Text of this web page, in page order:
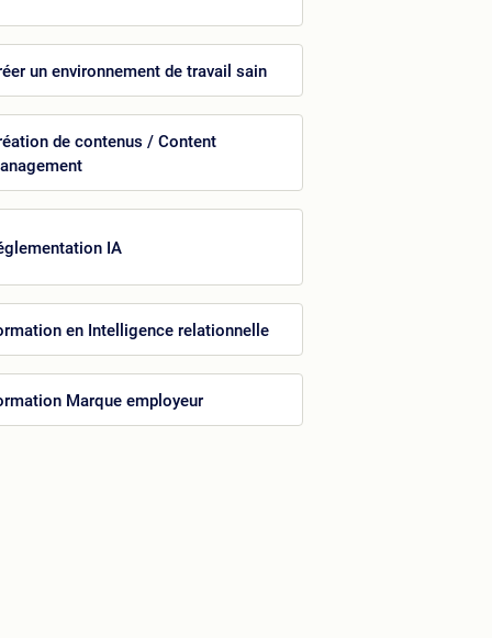
un environnement de travail sain
de contenus / Content
IA
en Intelligence relationnelle
Marque employeur